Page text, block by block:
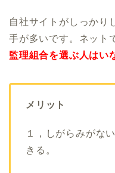
自社サイトがしっかり
手が多いです。ネット
監理組合を選ぶ人はい
メリット
１，しがらみがな
きる。